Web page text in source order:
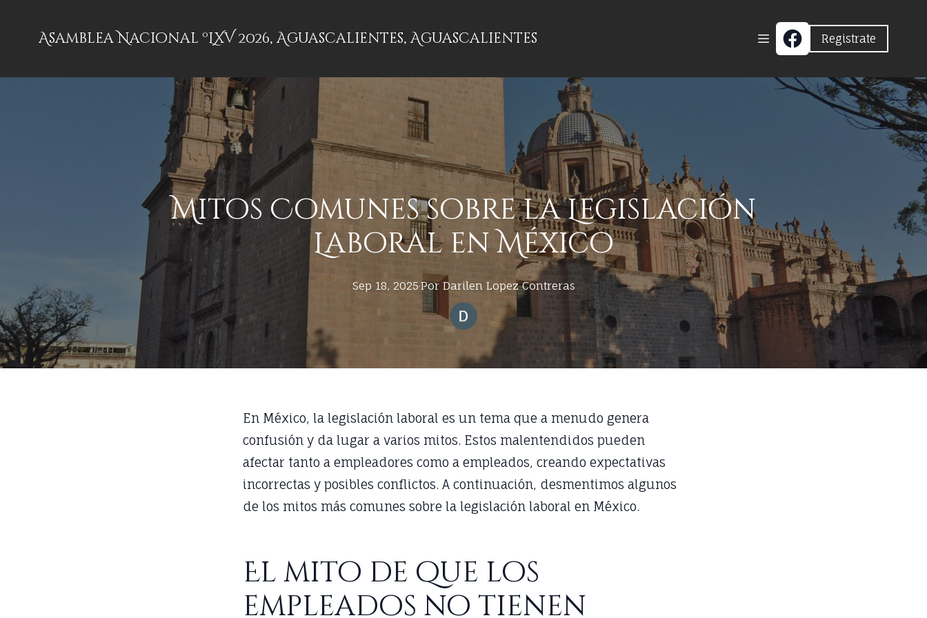
Asamblea Nacional ºLXV 2026, Aguascalientes, Aguascalientes Registrate
Mitos Comunes sobre la Legislación
Laboral en México
Sep 18, 2025·Por Darilen Lopez Contreras
En México, la legislación laboral es un tema que a menudo genera
confusión y da lugar a varios mitos. Estos malentendidos pueden
afectar tanto a empleadores como a empleados, creando expectativas
incorrectas y posibles conflictos. A continuación, desmentimos algunos
de los mitos más comunes sobre la legislación laboral en México.
El mito de que los
empleados no tienen